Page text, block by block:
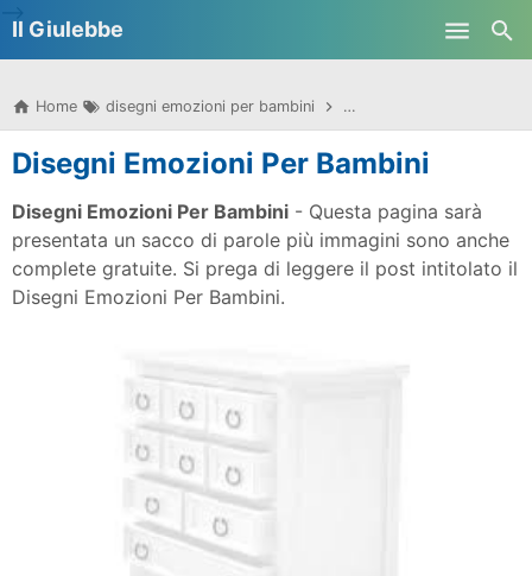
Il Giulebbe
Home disegni emozioni per bambini disegni per bambini sulle
Disegni Emozioni Per Bambini
Disegni Emozioni Per Bambini - Questa pagina sarà
presentata un sacco di parole più immagini sono anche
complete gratuite. Si prega di leggere il post intitolato il
Disegni Emozioni Per Bambini.